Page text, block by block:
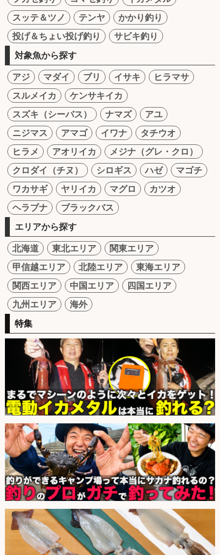
スッテ＆ツノ
テンヤ
かかり釣り
投げ＆ちょい投げ釣り
サビキ釣り
対象魚から探す
アジ マダイ ブリ イサキ
ヒラマサ
スルメイカ
ケンサキイカ
スズキ（シーバス）
ナマズ
アユ
ニジマス
アマゴ イワナ
タチウオ
ヒラメ
アオリイカ
メジナ（グレ・クロ）
クロダイ（チヌ）
シロギス ハゼ
マゴチ
ワカサギ
ヤリイカ マグロ
カツオ
ヘラブナ
ブラックバス
エリアから探す
北海道 東北エリア
関東エリア
甲信越エリア
北陸エリア
東海エリア
関西エリア
中国エリア
四国エリア
九州エリア
海外
特集